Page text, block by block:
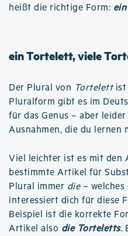
heißt die richtige Form:
ein Tortelett, viele
Der Plural von Tortelettist
Pluralform gibt es im
für das Genus – aber
Ausnahmen, die du lernen
Viel leichter ist es mit den
bestimmte Artikel für
Plural immer die– welches
interessiert dich für diese
Beispiel ist die korrekte
Artikel also die Torteletts.